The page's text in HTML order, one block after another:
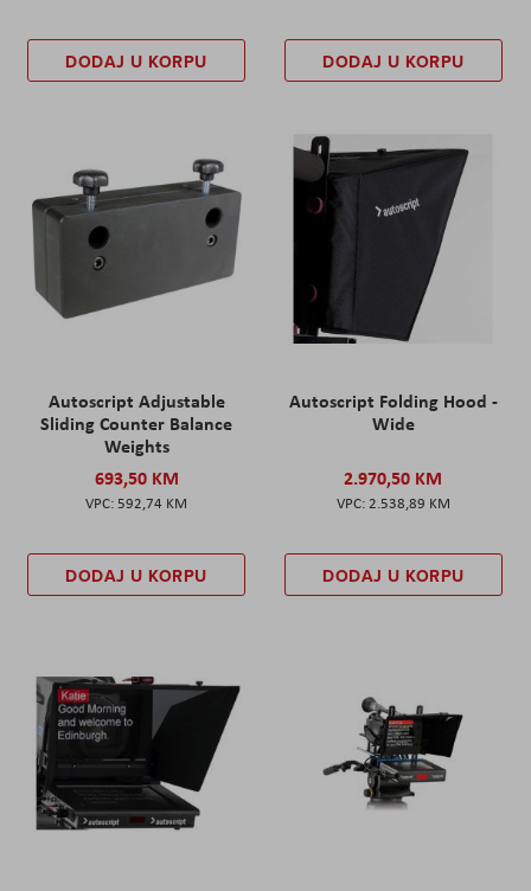
DODAJ U KORPU DODAJ U KORPU
Autoscript Adjustable
Sliding Counter Balance
Weights
693,50 KM
592,74 KM
DODAJ U KORPU
Autoscript Folding Hood -
Wide
2.970,50 KM
2.538,89 KM
DODAJ U KORPU